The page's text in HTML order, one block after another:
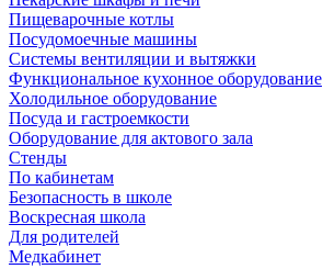
Пищеварочные котлы
Посудомоечные машины
Системы вентиляции и вытяжки
Функциональное кухонное оборудование
Холодильное оборудование
Посуда и гастроемкости
Оборудование для актового зала
Стенды
По кабинетам
Безопасность в школе
Воскресная школа
Для родителей
Медкабинет